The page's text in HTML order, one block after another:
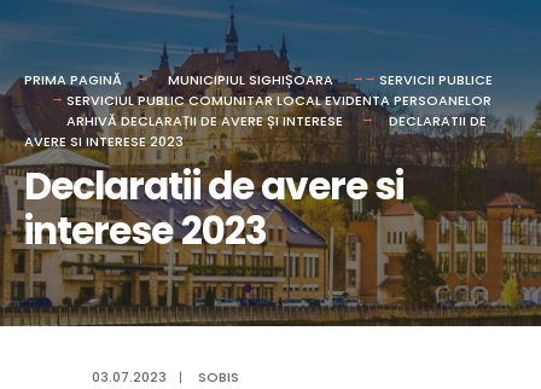
PRIMA PAGINĂ MUNICIPIUL SIGHIȘOARA
SERVICII PUBLICE
SERVICIUL PUBLIC COMUNITAR LOCAL EVIDENTA PERSOANELOR
ARHIVĂ DECLARAȚII DE AVERE ȘI INTERESE
DECLARATII DE
AVERE SI INTERESE 2023
Declaratii de avere si
interese 2023
03.07.2023 | SOBIS